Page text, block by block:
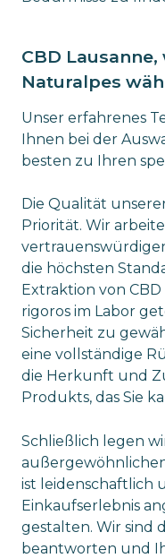
CBD
Naturalpes
Unser erfahrenes
Ihnen bei der
besten zu Ihren
Die Qualität
Priorität. Wir
die höchsten
Extraktion von
rigoros im Labor
Sicherheit zu
eine vollständige
die Herkunft und
Produkts, das Sie
Schließlich legen
ist leidenschaftlich
Einkaufserlebnis
gestalten. Wir sind
beantworten und